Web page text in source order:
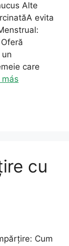
Alte
evita
care
más
cu
Cum